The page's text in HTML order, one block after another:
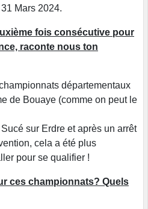
Mars 2024.
fois consécutive pour
raconte nous ton
départementaux
de Bouaye (comme on peut le
sur Erdre et après un arrêt
cela a été plus
pour se qualifier !
ces championnats? Quels